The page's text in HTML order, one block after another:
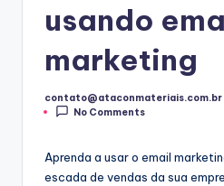
usando
marketing
Posted
by
contato@ataconmateriais.com.br
No Comments
Aprenda a usar o email
escada de vendas da sua